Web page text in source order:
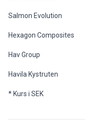
Salmon Evolution
Hexagon Composites
Hav Group
Havila Kystruten
* Kurs i SEK